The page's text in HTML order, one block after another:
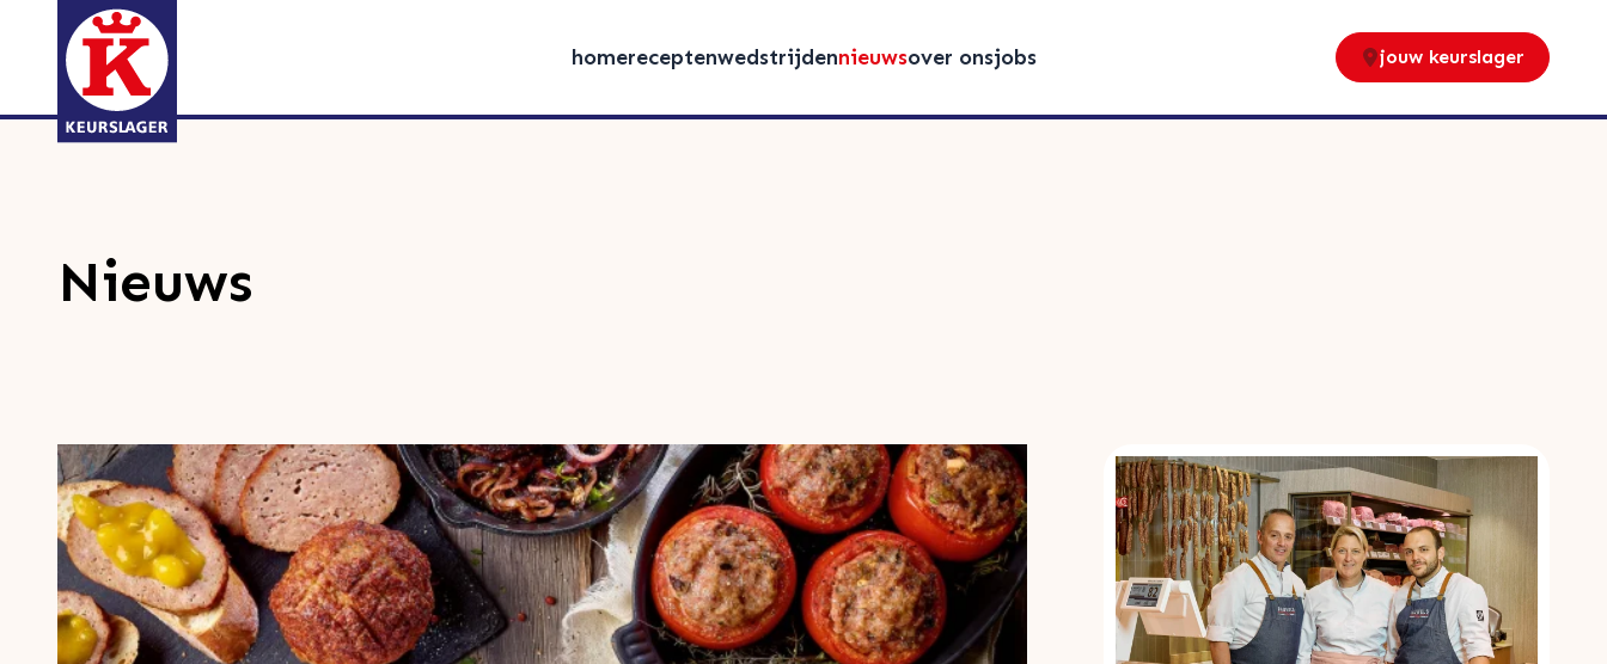
homereceptenwedstrijdennieuwsover onsjobs jouw keurslager
Nieuws